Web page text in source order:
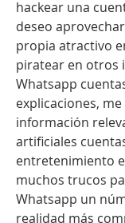
hackear una
deseo
propia atractivo
piratear en otros
Whatsapp
explicaciones,
información
artificiales
entretenimiento
muchos trucos
Whatsapp un
realidad más